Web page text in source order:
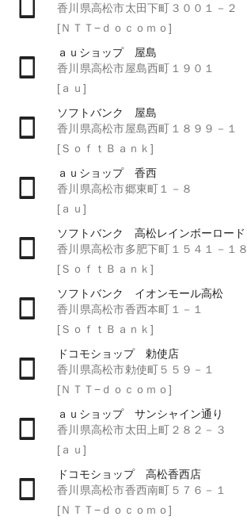
香川県高松市太田下町３００１－２
[ＮＴＴ−ｄｏｃｏｍｏ]
ａｕショップ 屋島
香川県高松市屋島西町１９０１
[ａｕ]
ソフトバンク 屋島
香川県高松市屋島西町１８９９－１
[ＳｏｆｔＢａｎｋ]
ａｕショップ 香西
香川県高松市郷東町１－８
[ａｕ]
ソフトバンク 高松レインボーロード
香川県高松市多肥下町１５４１－１８
[ＳｏｆｔＢａｎｋ]
ソフトバンク イオンモール高松
香川県高松市香西本町１－１
[ＳｏｆｔＢａｎｋ]
ドコモショップ 勅使店
香川県高松市勅使町５５９－１
[ＮＴＴ−ｄｏｃｏｍｏ]
ａｕショップ サンシャイン通り
香川県高松市太田上町２８２－３
[ａｕ]
ドコモショップ 高松香西店
香川県高松市香西南町５７６－１
[ＮＴＴ−ｄｏｃｏｍｏ]